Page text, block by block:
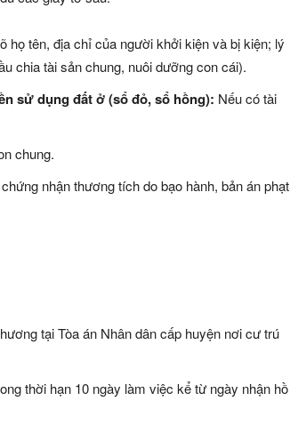
họ tên, địa chỉ của người khởi kiện và bị kiện; lý
chia tài sản chung, nuôi dưỡng con cái).
sử dụng đất ở (sổ đỏ, sổ hồng): Nếu có tài
chung.
nhận thương tích do bạo hành, bản án phạt
tại Tòa án Nhân dân cấp huyện nơi cư trú
thời hạn 10 ngày làm việc kể từ ngày nhận hồ